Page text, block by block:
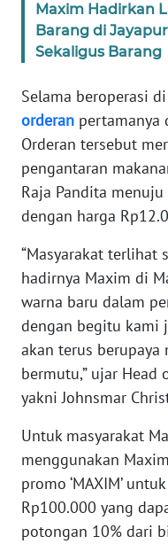
Maxim Hadirkan
Barang di
Sekaligus Barang
Selama beroperasi
orderan pertamanya
Orderan tersebut
pengantaran
Raja Pandita menuju
dengan harga
“Masyarakat terlihat
hadirnya Maxim di
warna baru dalam
dengan begitu kami
akan terus berupaya
bermutu,” ujar
yakni Johnsmar
Untuk masyarakat
menggunakan
promo ‘MAXIM’
Rp100.000 yang
potongan 10% dari
WN
BANTEN
WN
NTT
KEPRI
WN
PAPUA
BARAT
WN
RIAU
WN
SERAMBI
WN
JAMBI